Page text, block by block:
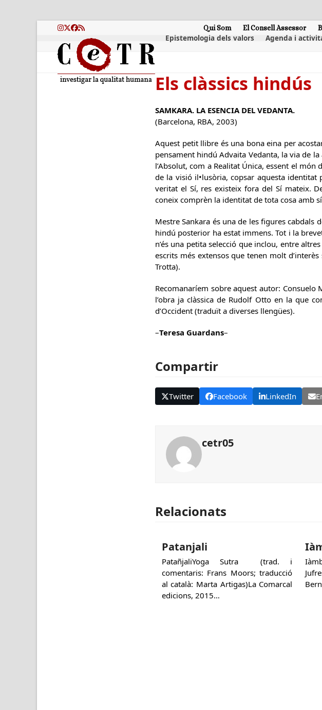
Instagram
Twitter
Facebook
RSS Qui Som El Consell Assessor
Epistemologia dels valors Agenda i
Els clàssics hindús
SAMKARA. LA ESENCIA DEL VEDANTA.
(Barcelona, RBA, 2003)
Aquest petit llibre és una bona eina per
pensament hindú Advaita Vedanta, la via de la
l’Absolut, com a Realitat Única, essent el món
de la visió il•lusòria, copsar aquesta identitat
veritat el Sí, res existeix fora del Sí mateix.
coneix comprèn la identitat de tota cosa amb
Mestre Sankara és una de les figures cabdals
hindú posterior ha estat immens. Tot i la
n’és una petita selecció que inclou, entre
escrits més extensos que tenen molt
Trotta).
Recomanaríem sobre aquest autor:
l’obra ja clàssica de Rudolf Otto en la que
d’Occident (traduït a diverses llengües).
–Teresa Guardans–
Compartir
Twitter Facebook LinkedIn
cetr05
Relacionats
Patanjali
PatañjaliYoga Sutra (trad. i
comentaris: Frans Moors; traducció
al català: Marta Artigas)La Comarcal
edicions, 2015…